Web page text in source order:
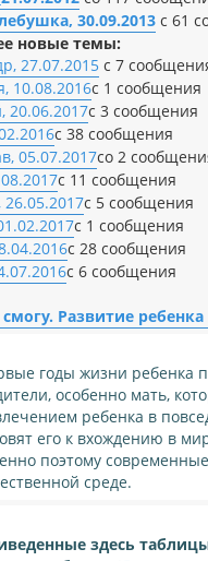
30.09.2013 с 61
новые темы:
27.07.2015 с 7
10.08.2016с 1 сообщения
20.06.2017с 3 сообщения
с 38 сообщения
05.07.2017со 2
с 11 сообщения
26.05.2017с 5 сообщения
с 1 сообщения
с 28 сообщения
с 6 сообщения
смогу. Развитие
годы жизни ребенка
особенно мать,
ребенка в
его к вхождению в
поэтому
среде.
здесь